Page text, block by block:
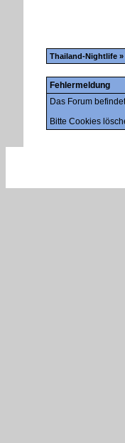
Thailand-Nightlife
Fehlermeldung
Das Forum
Bitte Cookies